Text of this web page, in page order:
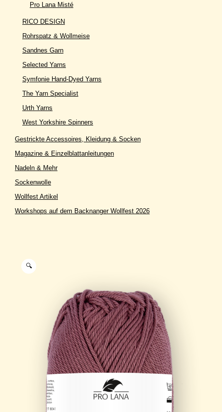
🔍
Pro Lana Misté
RICO DESIGN
Rohrspatz & Wollmeise
Sandnes Garn
Selected Yarns
Symfonie Hand-Dyed Yarns
The Yarn Specialist
Urth Yarns
West Yorkshire Spinners
Gestrickte Accessoires, Kleidung & Socken
Magazine & Einzelblattanleitungen
Nadeln & Mehr
Sockenwolle
Wollfest Artikel
Workshops auf dem Backnanger Wollfest 2026